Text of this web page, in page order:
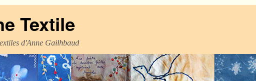
Textile
d'Anne Gailhbaud